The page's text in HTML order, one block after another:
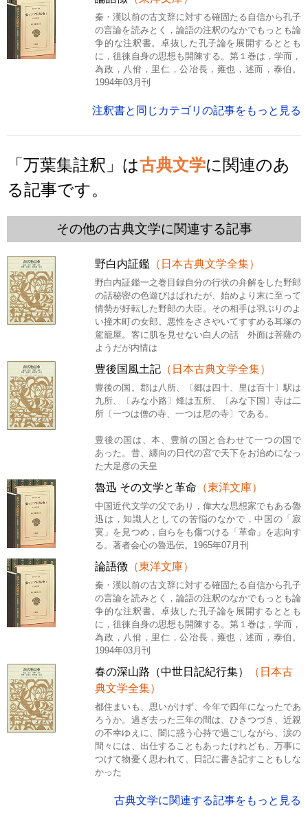
秦・漢以前の古文辞に対する確固たる自信から孔子
の言論を読みとく，論語の注釈のなかでもっとも論
争的な注釈書。卓抜した孔子論を展開するととも
に，徂徠自身の思想も開陳する。第１巻は，学而，
為政，八佾，里仁，公冶長，雍也，述而，泰伯。
1994年03月刊
注釈書と同じカテゴリの記事をもっと見る
「万葉集註釈」は古典文学に関連のあ
る記事です。
その他の古典文学に関連する記事
野白内証鑑 （日本古典文学全集）
野白内証鑑一之巻目録自分の行状の弁解をした野郎
の話秘密の色遊びはばれたが、始めより末に至って
情勢が好転した野郎の大臣。その相手は羽ぶりのよ
い撞木町の女郎。悪性をささやいてすすめる耳塚の
駕籠屋。客に肌を見せない白人の話 外面は菩薩の
ようだが内情は
豊後国風土記 （日本古典文学全集）
豊後の国。郡は八所、〔郷は四十、里は百十〕駅は
九所、〔みな小路〕烽は五所、〔みな下国〕寺は二
所〔一つは僧の寺、一つは尼の寺〕である。
豊後の国は、本、豊前の国と合わせて一つの国で
あった。昔、纏向の日代の宮で天下をお治めになっ
た大足彦の天皇
魯迅 その文学と革命 （東洋文庫）
中国近代文学の父であり，偉大な思想家でもある魯
迅は，知識人としての苦悩のなかで，中国の「寂
寞」を見つめ，自らをも傷つける「革命」を志向す
る。著者会心の魯迅伝。1965年07月刊
論語徴 （東洋文庫）
秦・漢以前の古文辞に対する確固たる自信から孔子
の言論を読みとく，論語の注釈のなかでもっとも論
争的な注釈書。卓抜した孔子論を展開するととも
に，徂徠自身の思想も開陳する。第１巻は，学而，
為政，八佾，里仁，公冶長，雍也，述而，泰伯。
1994年03月刊
春の深山路（中世日記紀行集）
（日本古
典文学全集）
都住まいも、思いがけず、今年で四年になったであ
ろうか。過ぎ去った三年の間は、ひきつづき、近親
の不幸ゆえに、闇に惑う心持で過ごしながら、涙の
間々には、出仕することもあったけれども、万事に
つけて物憂く思われて、日記に書き記すこともしな
かった
古典文学に関連する記事をもっと見る